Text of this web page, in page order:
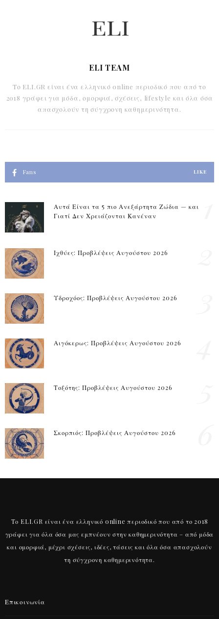
ELI TEAM
Το ELI.GR είναι ένα ελληνικό online περιοδικό που από το
2018 γράφει για μόδα, ομορφιά, σχέσεις, lifestyle και όλα όσα
απασχολούν τη σύγχρονη καθημερινότητα.
Fans LIKE
Αυτά Είναι τα 5 πιο Ανεξάρτητα Ζώδια — και
Γιατί Δεν Χρειάζονται Κανέναν
Ιχθύες: Προβλέψεις Αυγούστου 2026
Υδροχόος: Προβλέψεις Αυγούστου 2026
Αιγόκερως: Προβλέψεις Αυγούστου 2026
Τοξότης: Προβλέψεις Αυγούστου 2026
Σκορπιός: Προβλέψεις Αυγούστου 2026
Το ELI.GR είναι ένα ελληνικό online περιοδικό που από το 2018
γράφει για όλα όσα μας εμπνέουν στην καθημερινότητα – από μόδα
και ομορφιά, μέχρι σχέσεις, ιδέες, τάσεις και όλα όσα απασχολούν
τη σύγχρονη καθημερινότητα.
Επικοινωνία